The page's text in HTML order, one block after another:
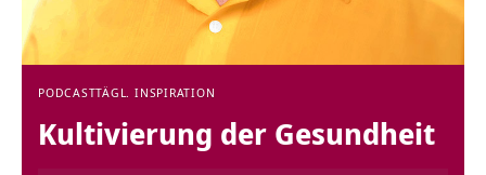
PODCASTTÄGL. INSPIRATION
Kultivierung der Gesundheit